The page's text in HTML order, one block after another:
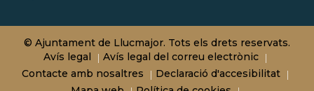
© Ajuntament de Llucmajor. Tots els drets reservats.
Avís legal
Avís legal del correu electrònic
Contacte amb nosaltres
Declaració d'accesibilitat